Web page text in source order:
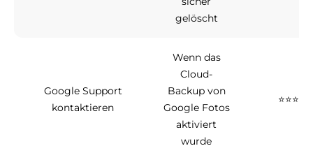
gelöscht
Google Support
kontaktieren
Wenn das
Cloud-
Backup von
Google Fotos
aktiviert
wurde
⭐⭐⭐